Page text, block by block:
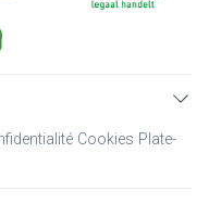
Cookies Plate-